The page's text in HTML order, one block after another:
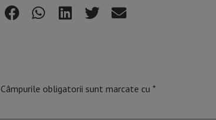
Câmpurile obligatorii sunt marcate cu *